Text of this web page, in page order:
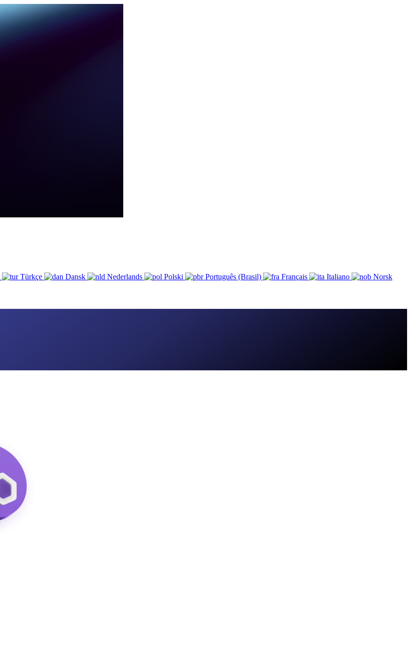
Türkçe Dansk Nederlands Polski Português (Brasil) Français Italiano
Norsk